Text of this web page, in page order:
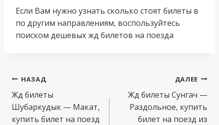
Если Вам нужно узнать сколько стоят билеты в
по другим направлениям, воспользуйтесь
поиском дешевых жд билетов на поезда
Навигация
по
записям
НАЗАД
Жд билеты
Шубаркудык — Макат,
купить билет на поезд
ДАЛЕЕ
Жд билеты Сунгач —
Раздольное, купить
билет на поезд из